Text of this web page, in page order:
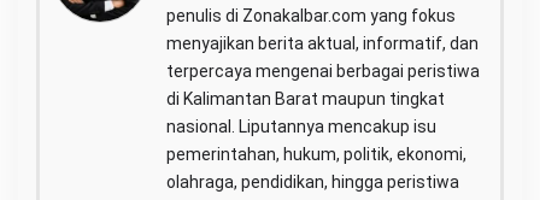
penulis di Zonakalbar.com yang fokus
menyajikan berita aktual, informatif, dan
terpercaya mengenai berbagai peristiwa
di Kalimantan Barat maupun tingkat
nasional. Liputannya mencakup isu
pemerintahan, hukum, politik, ekonomi,
olahraga, pendidikan, hingga peristiwa